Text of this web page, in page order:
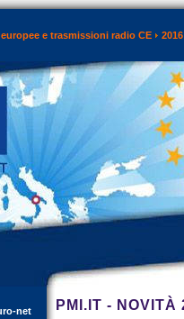
e trasmissioni radio CE 2016
net PMI.IT - NOVITÀ